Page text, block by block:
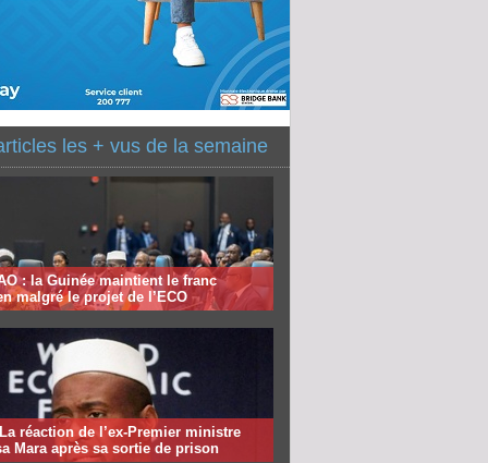
les + vus de la semaine
: la Guinée maintient le franc
malgré le projet de l’ECO
réaction de l’ex-Premier ministre
Mara après sa sortie de prison